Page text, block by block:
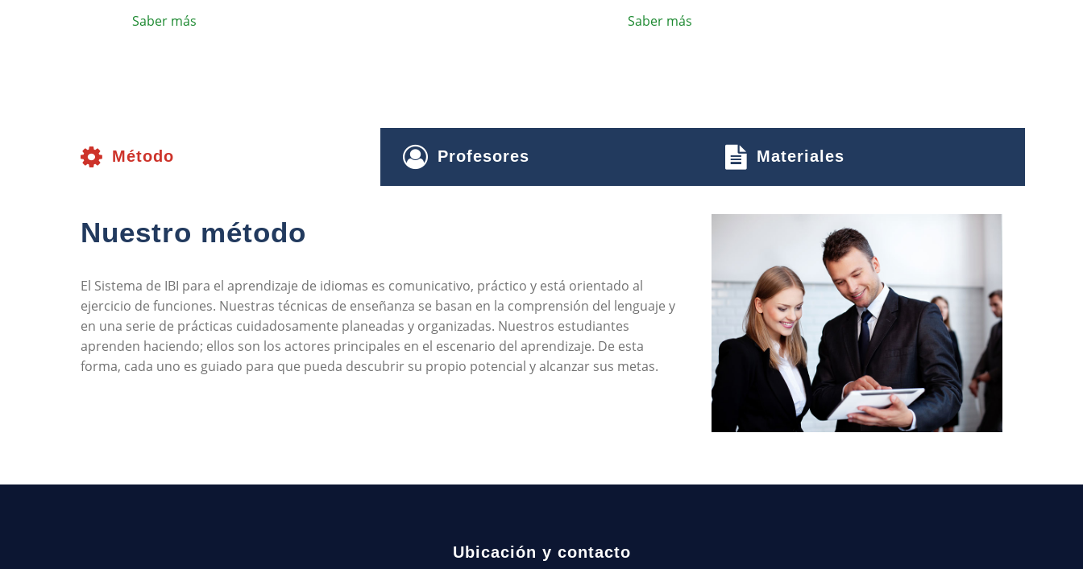
Saber más
Saber más
Método Profesores Materiales
Nuestro método
El Sistema de IBI para el aprendizaje de idiomas es comunicativo, práctico y está orientado al
ejercicio de funciones. Nuestras técnicas de enseñanza se basan en la comprensión del lenguaje y
en una serie de prácticas cuidadosamente planeadas y organizadas. Nuestros estudiantes
aprenden haciendo; ellos son los actores principales en el escenario del aprendizaje. De esta
forma, cada uno es guiado para que pueda descubrir su propio potencial y alcanzar sus metas.
Ubicación y contacto